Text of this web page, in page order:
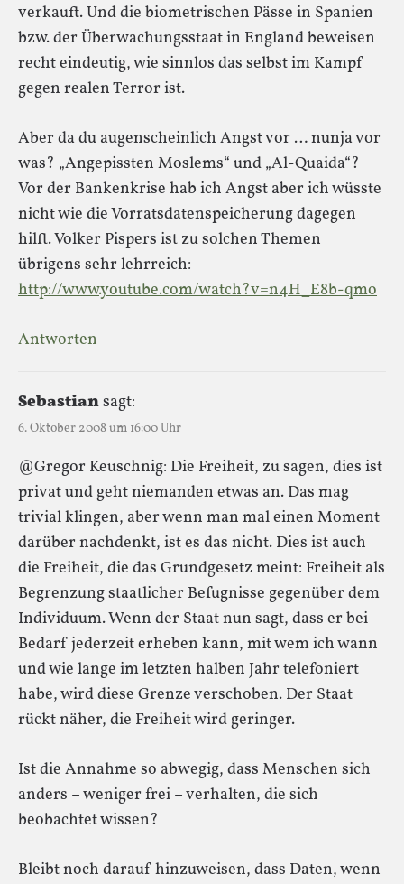
verkauft. Und die biometrischen Pässe in Spanien
bzw. der Überwachungsstaat in England beweisen
recht eindeutig, wie sinnlos das selbst im Kampf
gegen realen Terror ist.
Aber da du augenscheinlich Angst vor … nunja vor
was? „Angepissten Moslems“ und „Al-Quaida“?
Vor der Bankenkrise hab ich Angst aber ich wüsste
nicht wie die Vorratsdatenspeicherung dagegen
hilft. Volker Pispers ist zu solchen Themen
übrigens sehr lehrreich:
http://www.youtube.com/watch?v=n4H_E8b-qmo
Antworten
Sebastiansagt:
6. Oktober 2008 um 16:00 Uhr
@Gregor Keuschnig: Die Freiheit, zu sagen, dies ist
privat und geht niemanden etwas an. Das mag
trivial klingen, aber wenn man mal einen Moment
darüber nachdenkt, ist es das nicht. Dies ist auch
die Freiheit, die das Grundgesetz meint: Freiheit als
Begrenzung staatlicher Befugnisse gegenüber dem
Individuum. Wenn der Staat nun sagt, dass er bei
Bedarf jederzeit erheben kann, mit wem ich wann
und wie lange im letzten halben Jahr telefoniert
habe, wird diese Grenze verschoben. Der Staat
rückt näher, die Freiheit wird geringer.
Ist die Annahme so abwegig, dass Menschen sich
anders – weniger frei – verhalten, die sich
beobachtet wissen?
Bleibt noch darauf hinzuweisen, dass Daten, wenn